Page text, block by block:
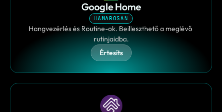
Google Home
HAMAROSAN
Hangvezérlés és Routine-ok. Beilleszthető a meglévő
rutinjaidba.
Értesíts